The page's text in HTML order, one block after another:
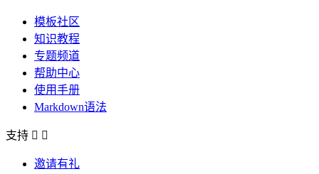
模板社区
知识教程
专题频道
帮助中心
使用手册
Markdown语法
支持  
邀请有礼